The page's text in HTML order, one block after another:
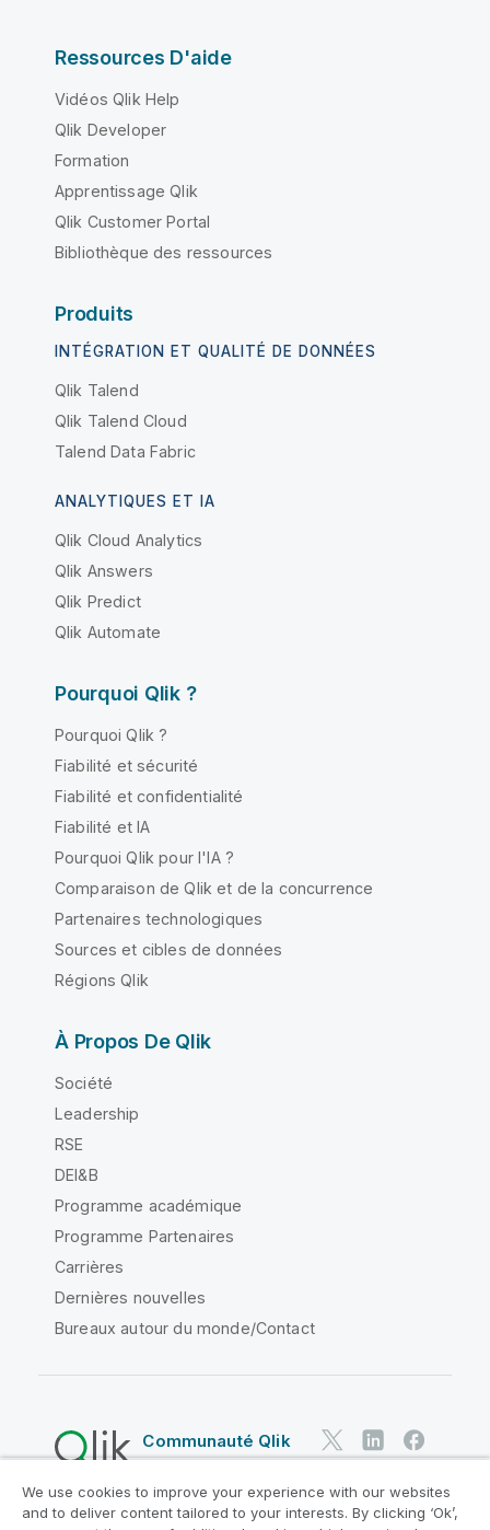
Ressources D'aide
Vidéos Qlik Help
Qlik Developer
Formation
Apprentissage Qlik
Qlik Customer Portal
Bibliothèque des ressources
Produits
INTÉGRATION ET QUALITÉ DE DONNÉES
Qlik Talend
Qlik Talend Cloud
Talend Data Fabric
ANALYTIQUES ET IA
Qlik Cloud Analytics
Qlik Answers
Qlik Predict
Qlik Automate
Pourquoi Qlik ?
Pourquoi Qlik ?
Fiabilité et sécurité
Fiabilité et confidentialité
Fiabilité et IA
Pourquoi Qlik pour l'IA ?
Comparaison de Qlik et de la concurrence
Partenaires technologiques
Sources et cibles de données
Régions Qlik
À Propos De Qlik
Société
Leadership
RSE
DEI&B
Programme académique
Programme Partenaires
Carrières
Dernières nouvelles
Bureaux autour du monde/Contact
Communauté Qlik
Contrats juridiques
We use cookies to improve your experience with our websites
and to deliver content tailored to your interests. By clicking ‘Ok’,